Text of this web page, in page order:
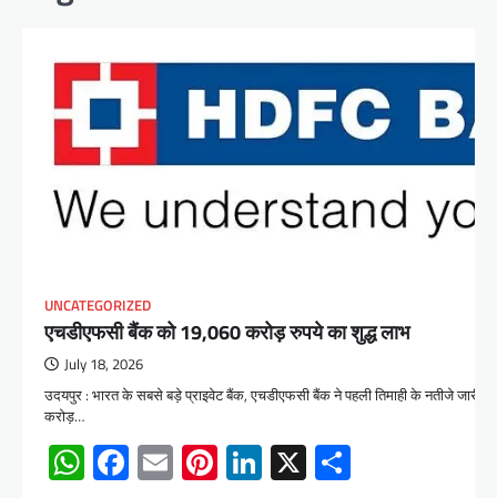
UNCATEGORIZED
एचडीएफसी बैंक को 19,060 करोड़ रुपये का शुद्ध लाभ
July 18, 2026
उदयपुर : भारत के सबसे बड़े प्राइवेट बैंक, एचडीएफसी बैंक ने पहली तिमाही के नतीजे जारी
करोड़…
WhatsApp
Facebook
EmailPinterest
LinkedIn
X